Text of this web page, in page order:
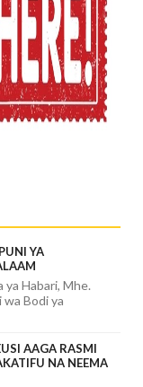
YA
ya Habari, Mhe.
Bodi ya
AAGA RASMI
NA NEEMA